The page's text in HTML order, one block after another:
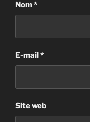
Nom*
E-mail*
Site web